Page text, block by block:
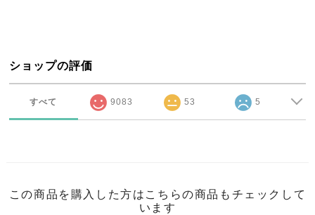
ショップの評価
すべて 9083 53 5
この商品を購入した方はこちらの商品もチェックして
います